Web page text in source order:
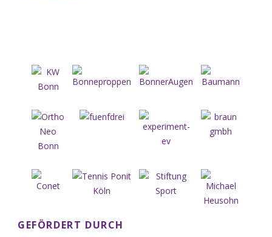
GEFÖRDERT DURCH